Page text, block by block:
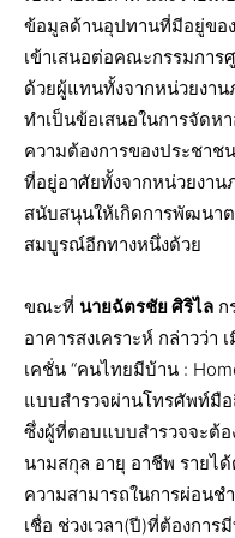
ข้อมูลด้านอุปทานที่มีอยู่ขอ
เข้าเสนอต่อคณะกรรมกา
ด้วยผู้แทนทั้งจากหน่วยงา
ทำเป็นข้อเสนอในการจัด
ความต้องการของประชา
ที่อยู่อาศัยทั้งจากหน่วยงาน
สนับสนุนให้เกิดการพัฒนา
สมบูรณ์อีกทางหนึ่งด้วย
ขณะที่ นายฉัตรชัย ศิริไล ก
อาคารสงเคราะห์ กล่าวว่
เคชั่น “คนไทยมีบ้าน :
แบบสำรวจผ่านโทรศัพท์มื
ซึ่งผู้ที่ตอบแบบสำรวจจะต้
นามสกุล อายุ อาชีพ รายได้
ความสามารถในการผ่อนช
เชื่อ ช่วงเวลา(ปี)ที่ต้องกา